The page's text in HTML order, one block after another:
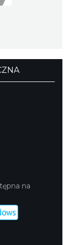
na